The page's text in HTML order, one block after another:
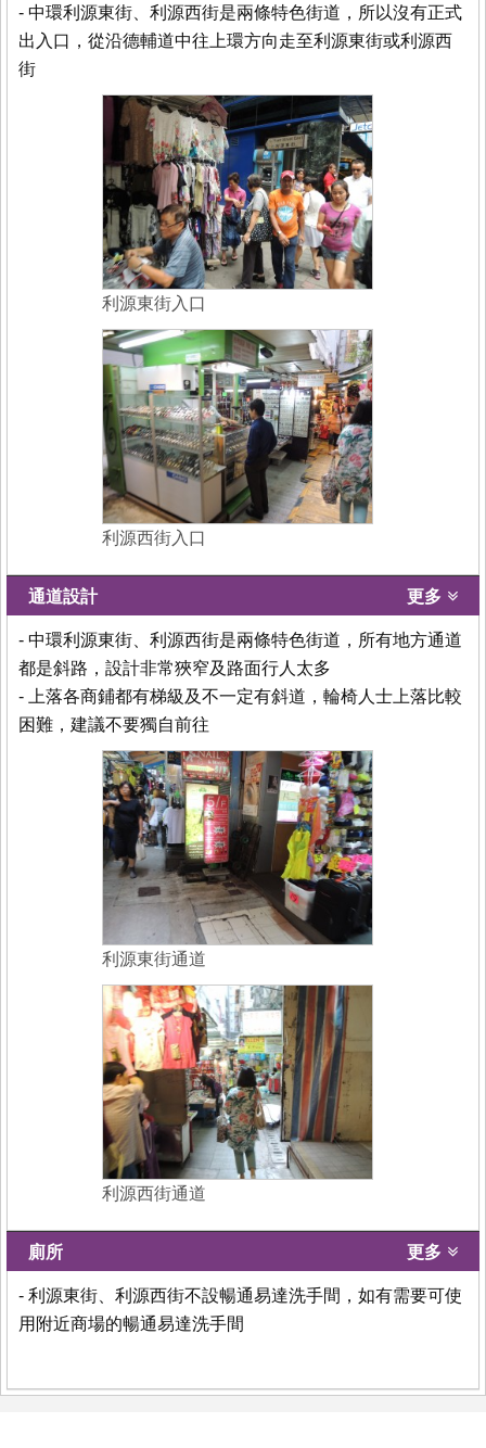
- 中環利源東街、利源西街是兩條特色街道，所以沒有正式
出入口，從沿德輔道中往上環方向走至利源東街或利源西
街
利源東街入口
利源西街入口
通道設計 更多
- 中環利源東街、利源西街是兩條特色街道，所有地方通道
都是斜路，設計非常狹窄及路面行人太多
- 上落各商鋪都有梯級及不一定有斜道，輪椅人士上落比較
困難，建議不要獨自前往
利源東街通道
利源西街通道
廁所 更多
- 利源東街、利源西街不設暢通易達洗手間，如有需要可使
用附近商場的暢通易達洗手間